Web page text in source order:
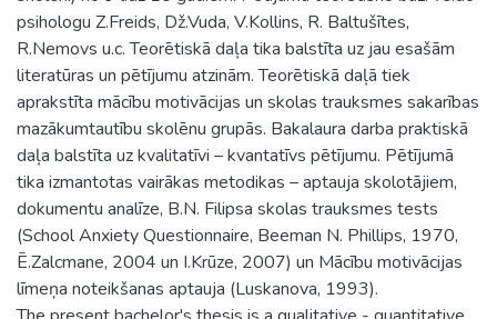
psihologu Z.Freids, Dž.Vuda, V.Kollins, R. Baltušītes,
R.Nemovs u.c. Teorētiskā daļa tika balstīta uz jau esašām
literatūras un pētījumu atzinām. Teorētiskā daļā tiek
aprakstīta mācību motivācijas un skolas trauksmes sakarības
mazākumtautību skolēnu grupās. Bakalaura darba praktiskā
daļa balstīta uz kvalitatīvi – kvantatīvs pētījumu. Pētījumā
tika izmantotas vairākas metodikas – aptauja skolotājiem,
dokumentu analīze, B.N. Filipsa skolas trauksmes tests
(School Anxiety Questionnaire, Beeman N. Phillips, 1970,
Ē.Zalcmane, 2004 un I.Krūze, 2007) un Mācību motivācijas
līmeņa noteikšanas aptauja (Luskanova, 1993).